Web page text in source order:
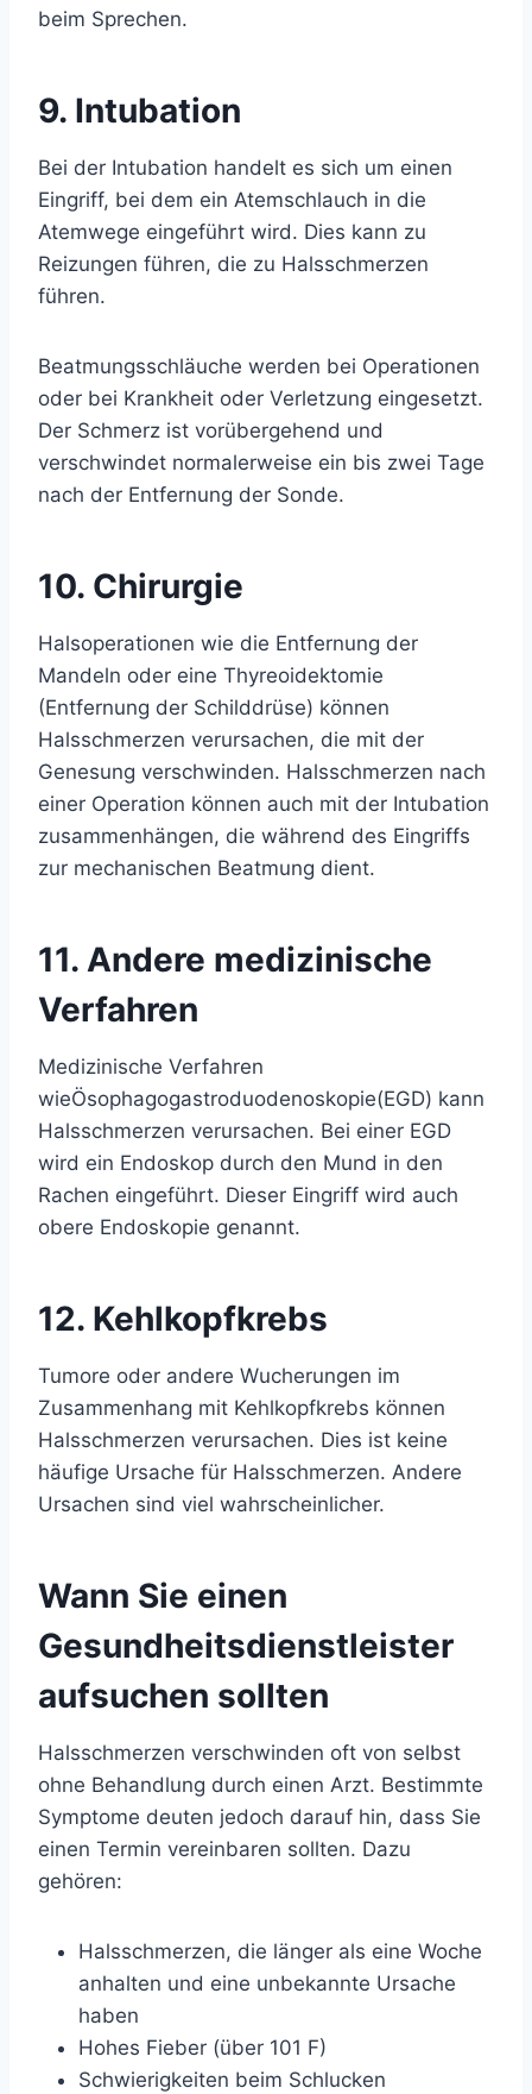
beim Sprechen.
9. Intubation
Bei der Intubation handelt es sich um einen
Eingriff, bei dem ein Atemschlauch in die
Atemwege eingeführt wird. Dies kann zu
Reizungen führen, die zu Halsschmerzen
führen.
Beatmungsschläuche werden bei Operationen
oder bei Krankheit oder Verletzung eingesetzt.
Der Schmerz ist vorübergehend und
verschwindet normalerweise ein bis zwei Tage
nach der Entfernung der Sonde.
10. Chirurgie
Halsoperationen wie die Entfernung der
Mandeln oder eine Thyreoidektomie
(Entfernung der Schilddrüse) können
Halsschmerzen verursachen, die mit der
Genesung verschwinden. Halsschmerzen nach
einer Operation können auch mit der Intubation
zusammenhängen, die während des Eingriffs
zur mechanischen Beatmung dient.
11. Andere medizinische
Verfahren
Medizinische Verfahren
wieÖsophagogastroduodenoskopie(EGD) kann
Halsschmerzen verursachen. Bei einer EGD
wird ein Endoskop durch den Mund in den
Rachen eingeführt. Dieser Eingriff wird auch
obere Endoskopie genannt.
12. Kehlkopfkrebs
Tumore oder andere Wucherungen im
Zusammenhang mit Kehlkopfkrebs können
Halsschmerzen verursachen. Dies ist keine
häufige Ursache für Halsschmerzen. Andere
Ursachen sind viel wahrscheinlicher.
Wann Sie einen
Gesundheitsdienstleister
aufsuchen sollten
Halsschmerzen verschwinden oft von selbst
ohne Behandlung durch einen Arzt. Bestimmte
Symptome deuten jedoch darauf hin, dass Sie
einen Termin vereinbaren sollten. Dazu
gehören:
Halsschmerzen, die länger als eine Woche
anhalten und eine unbekannte Ursache
haben
Hohes Fieber (über 101 F)
Schwierigkeiten beim Schlucken